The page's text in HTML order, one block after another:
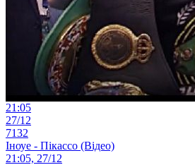
21:05
27/12
7132
Іноуе - Пікассо (Відео)
21:05, 27/12